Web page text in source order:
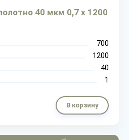
40 мкм 0,7 х 1200
700
1200
40
1
В корзину